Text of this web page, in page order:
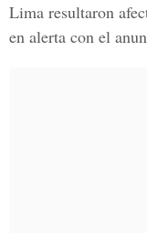
Lima resultaron
en alerta con el